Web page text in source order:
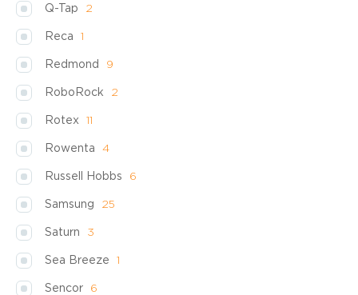
Q-Tap 2
Reca 1
Redmond 9
RoboRock 2
Rotex 11
Rowenta 4
Russell Hobbs 6
Samsung 25
Saturn 3
Sea Breeze 1
Sencor 6